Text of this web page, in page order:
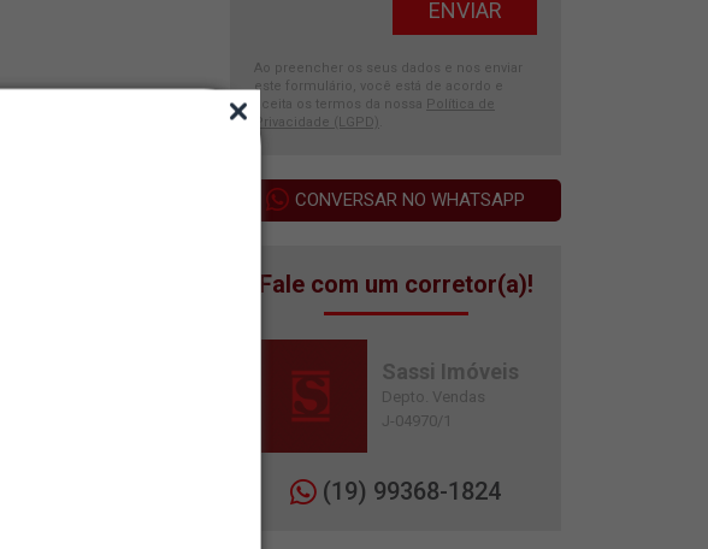
Ao preencher os seus dados e nos enviar
este formulário, você está de acordo e
aceita os termos da nossa
Política de
Privacidade (LGPD)
CONVERSAR NO WHATSAPP
Fale com um corretor(a)!
Sassi Imóveis
Depto. Vendas
J-04970/1
(19) 99368-1824